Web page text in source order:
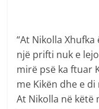
“At Nikolla
një prifti nuk e
mirë psë ka ftuar
me Kikën dhe e
At Nikolla në këtë